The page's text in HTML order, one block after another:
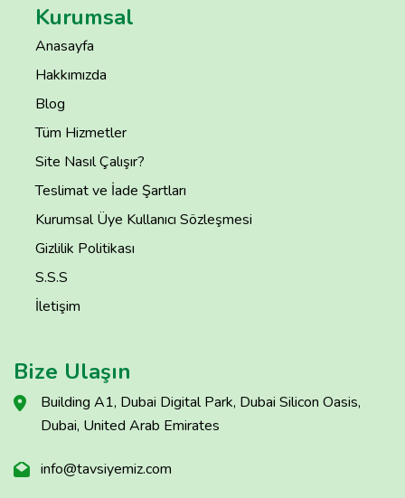
Kurumsal
Anasayfa
Hakkımızda
Blog
Tüm Hizmetler
Site Nasıl Çalışır?
Teslimat ve İade Şartları
Kurumsal Üye Kullanıcı Sözleşmesi
Gizlilik Politikası
S.S.S
İletişim
Bize Ulaşın
Building A1, Dubai Digital Park, Dubai Silicon Oasis,
Dubai, United Arab Emirates
info@tavsiyemiz.com